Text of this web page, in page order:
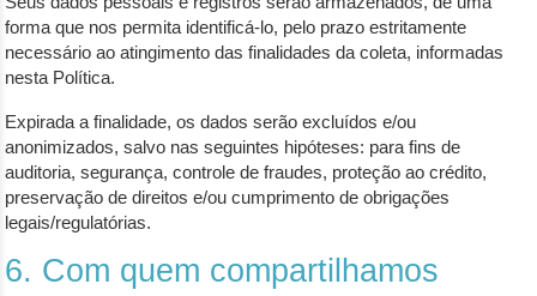
forma que nos permita identificá-lo, pelo prazo estritamente
necessário ao atingimento das finalidades da coleta, informadas
nesta Política.
Expirada a finalidade, os dados serão excluídos e/ou
anonimizados, salvo nas seguintes hipóteses: para fins de
auditoria, segurança, controle de fraudes, proteção ao crédito,
preservação de direitos e/ou cumprimento de obrigações
legais/regulatórias.
6. Com quem compartilhamos